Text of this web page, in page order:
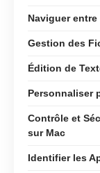
Naviguer
Gestion des
Édition de
Personnaliser
Contrôle et
sur Mac
Identifier les